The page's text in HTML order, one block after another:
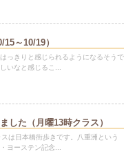
～10/19）
っきりと感じられるようになるそうで
いなと感じるこ...
した（月曜13時クラス）
は日本橋街歩きです。八重洲という
ヨーステン記念...